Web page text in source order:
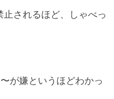
止されるほど、しゃべっ
〜が嫌というほどわかっ